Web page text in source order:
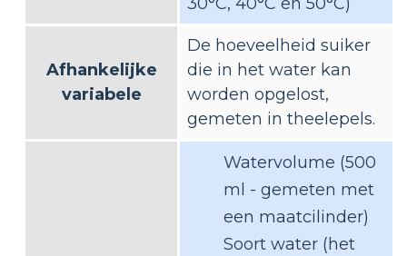
Afhankelijke
variabele
De hoeveelheid suiker
die in het water kan
worden opgelost,
gemeten in theelepels.
Watervolume (500
ml - gemeten met
een maatcilinder)
Soort water (het